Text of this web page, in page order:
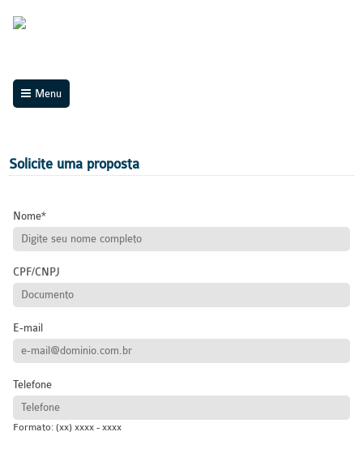
Menu
Solicite uma proposta
Nome
CPF/CNPJ
E-mail
Telefone
Formato: (xx) xxxx - xxxx